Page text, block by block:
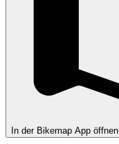
In der Bikemap App öffnen